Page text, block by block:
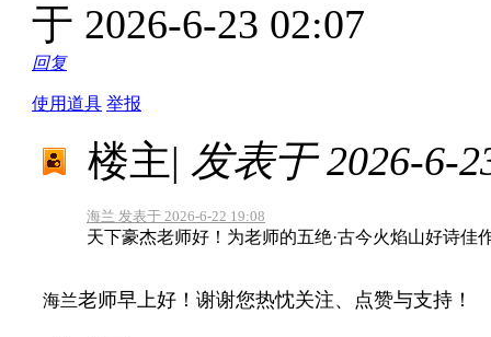
于 2026-6-23 02:07
回复
使用道具 举报
楼主| 发表于 2026-6-
海兰 发表于 2026-6-22 19:08
天下豪杰老师好！为老师的五绝·古今火焰山好诗佳
海兰老师早上好！谢谢您热忱关注、点赞与支持！